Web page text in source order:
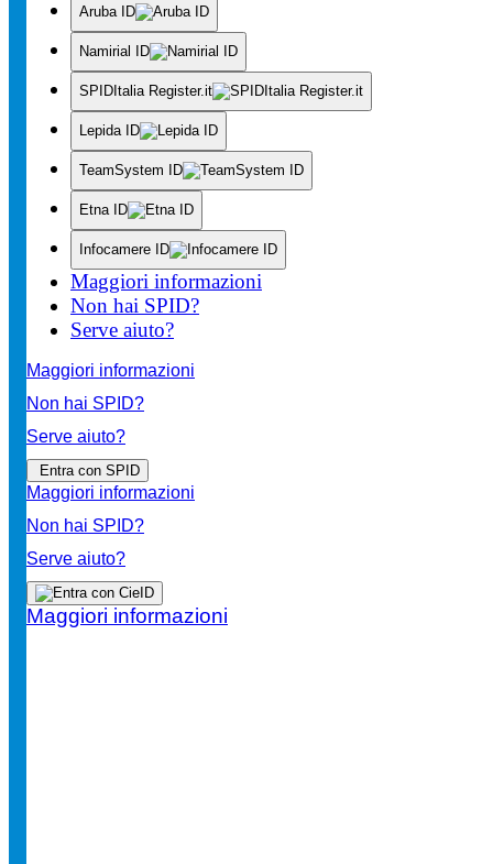
Aruba ID
Namirial ID
SPIDItalia Register.it
Lepida ID
TeamSystem ID
Etna ID
Infocamere ID
Maggiori informazioni
Non hai SPID?
Serve aiuto?
Maggiori informazioni
Non hai SPID?
Serve aiuto?
Entra con SPID
Maggiori informazioni
Non hai SPID?
Serve aiuto?
Maggiori informazioni